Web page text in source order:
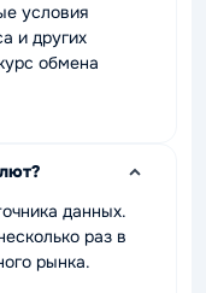
условия
и других
обмена
данных.
раз в
рынка.